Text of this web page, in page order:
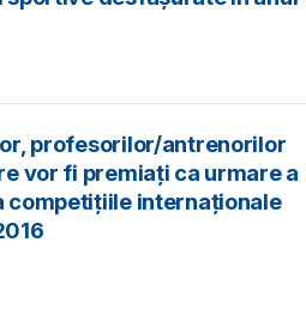
profesorilor/antrenorilor
vor fi premiaţi ca urmare a
competițiile internaţionale